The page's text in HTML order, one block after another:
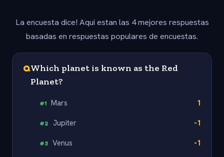
La encuesta dice! Aqui estan las 4 mejores respuestas
basadas en respuestas populares de encuestas.
QWhich planet is known as the Red
Planet?
#1 Mars 1
#2 Jupiter -1
#3 Venus -1